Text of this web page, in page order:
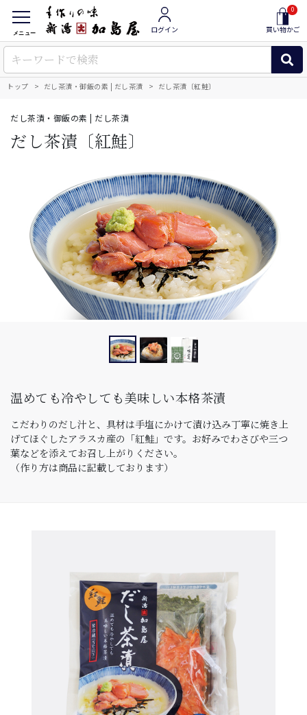
メニュー ログイン
0
買い物かご
トップ だし茶漬・御飯の素 | だし茶漬 だし茶漬〔紅鮭〕
だし茶漬・御飯の素 | だし茶漬
だし茶漬〔紅鮭〕
温めても冷やしても美味しい本格茶漬
こだわりのだし汁と、具材は手塩にかけて漬け込み丁寧に焼き上
げてほぐしたアラスカ産の「紅鮭」です。お好みでわさびや三つ
葉などを添えてお召し上がりください。
（作り方は商品に記載しております）